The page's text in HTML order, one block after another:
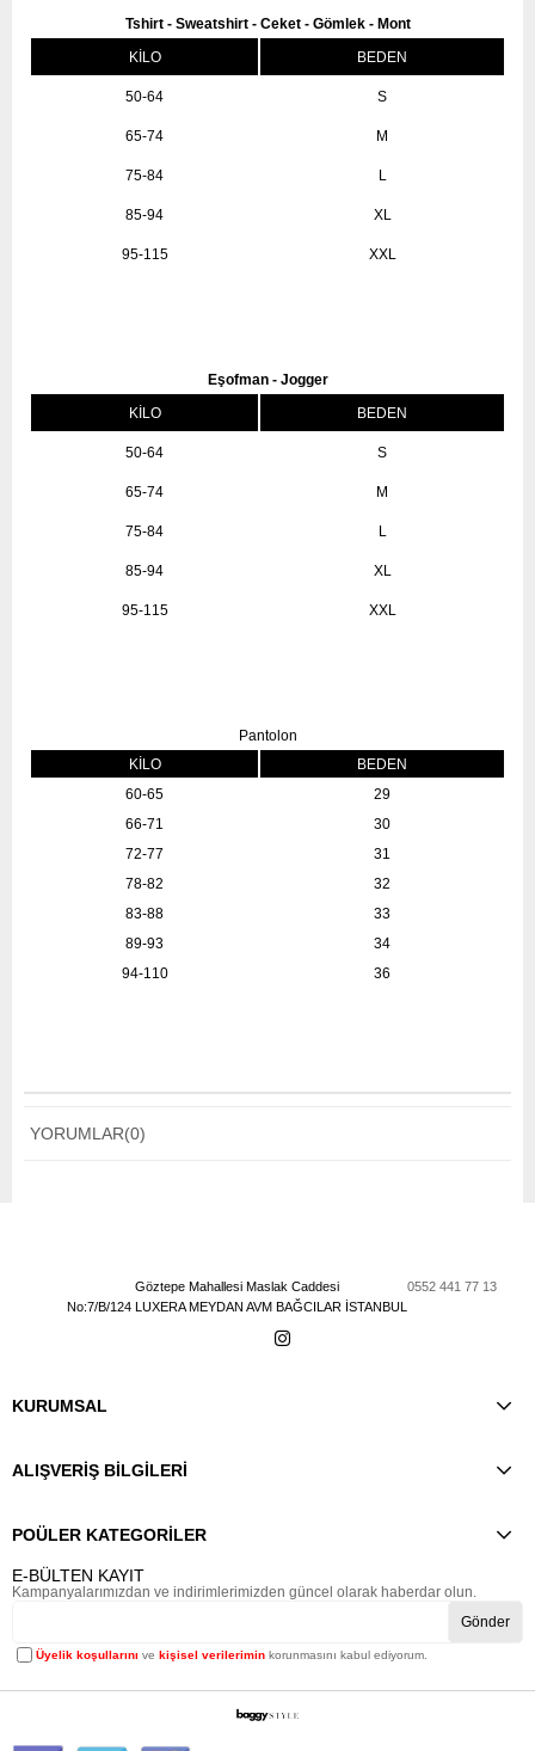
Tshirt - Sweatshirt - Ceket - Gömlek - Mont
KİLO
BEDEN
50-64 S
65-74 M
75-84 L
85-94 XL
95-115 XXL
Eşofman - Jogger
KİLO
BEDEN
50-64 S
65-74 M
75-84 L
85-94 XL
95-115 XXL
Pantolon
KİLO
BEDEN
60-65
29
66-71
30
72-77
31
78-82
32
83-88
33
89-93
34
94-110
36
YORUMLAR(0)
Göztepe Mahallesi Maslak Caddesi
No:7/B/124 LUXERA MEYDAN AVM BAĞCILAR İSTANBUL
0552 441 77 13
KURUMSAL
ALIŞVERİŞ BİLGİLERİ
POÜLER KATEGORİLER
E-BÜLTEN KAYIT
Kampanyalarımızdan ve indirimlerimizden güncel olarak haberdar olun.
Gönder
Üyelik koşullarını ve kişisel verilerimin korunmasını kabul ediyorum.